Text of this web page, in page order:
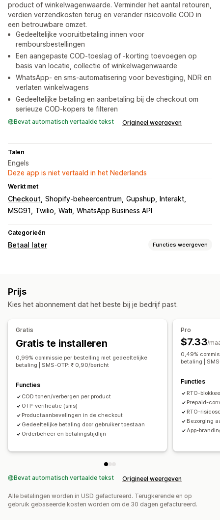
product of winkelwagenwaarde. Verminder het aantal retouren,
verdien verzendkosten terug en verander risicovolle COD in
een betrouwbare omzet.
Gedeeltelijke vooruitbetaling innen voor
remboursbestellingen
Een aangepaste COD-toeslag of -korting toevoegen op
basis van locatie, collectie of winkelwagenwaarde
WhatsApp- en sms-automatisering voor bevestiging, NDR en
verlaten winkelwagens
Gedeeltelijke betaling en aanbetaling bij de checkout om
serieuze COD-kopers te filteren
Bevat automatisch vertaalde tekst Origineel weergeven
Talen
Engels
Deze app is niet vertaald in het Nederlands
Werkt met
Checkout Shopify-beheercentrum Gupshup
Interakt
MSG91
Twilio Wati WhatsApp Business API
Categorieën
Betaal later Functies weergeven
Betaalmethode verbergen
Eenmalig wachtwoord (OTP) Telefonische bevestiging
Conversie en upselling
Cross-selling
Winkelwagenherstel
Prijs
Kies het abonnement dat het beste bij je bedrijf past.
Gratis
Gratis te installeren
0,99% commissie per bestelling met gedeeltelijke
betaling | SMS-OTP: ₹ 0,90/bericht
Functies
COD tonen/verbergen per product
OTP-verificatie (sms)
Productaanbevelingen in de checkout
Gedeeltelijke betaling door gebruiker toestaan
Orderbeheer en betalingstijdlijn
Pro
$7.33/
0,49%
betaling |
Functies
RTO-
Prepaid-
RTO-
Bezorging
App-
Bevat automatisch vertaalde tekst Origineel weergeven
Alle betalingen worden in USD gefactureerd. Terugkerende en op
gebruik gebaseerde kosten worden om de 30 dagen gefactureerd.